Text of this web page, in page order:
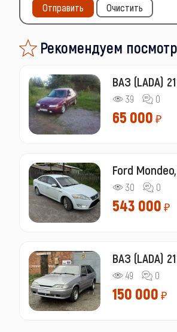
Отправить Очистить
Рекомендуем
ВАЗ (LADA)
39 0
65 000 ₽
Ford
30 0
543 000 ₽
ВАЗ (LADA)
49 0
150 000 ₽